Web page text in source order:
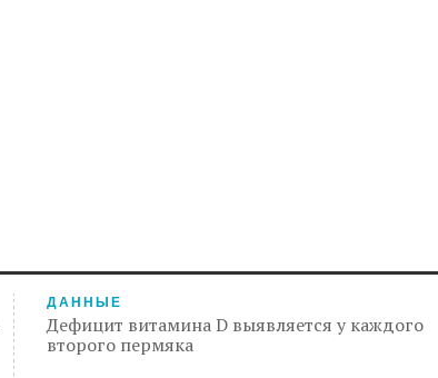
ДАННЫЕ
Дефицит витамина D выявляется у каждого
второго пермяка